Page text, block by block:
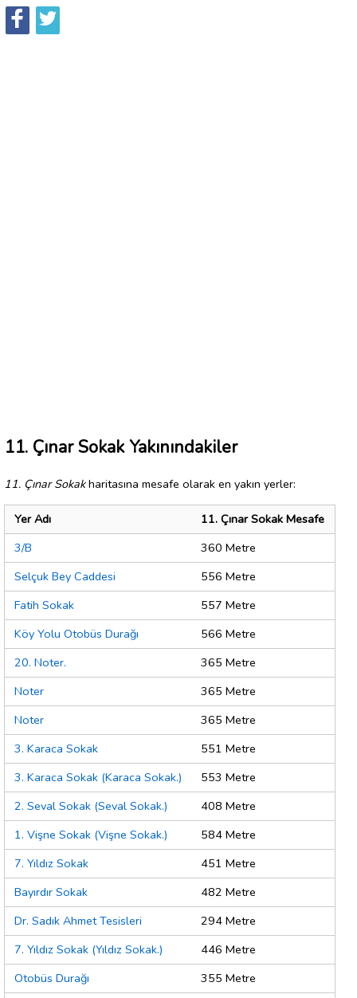
11. Çınar Sokak Yakınındakiler
11. Çınar Sokakharitasına mesafe olarak en yakın yerler:
Yer Adı
11. Çınar Sokak Mesafe
3/B
360 Metre
Selçuk Bey Caddesi
556 Metre
Fatih Sokak
557 Metre
Köy Yolu Otobüs Durağı
566 Metre
20. Noter.
365 Metre
Noter
365 Metre
Noter
365 Metre
3. Karaca Sokak
551 Metre
3. Karaca Sokak (Karaca Sokak.)
553 Metre
2. Seval Sokak (Seval Sokak.)
408 Metre
1. Vişne Sokak (Vişne Sokak.)
584 Metre
7. Yıldız Sokak
451 Metre
Bayırdır Sokak
482 Metre
Dr. Sadık Ahmet Tesisleri
294 Metre
7. Yıldız Sokak (Yıldız Sokak.)
446 Metre
Otobüs Durağı
355 Metre